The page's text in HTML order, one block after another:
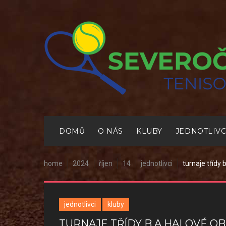
DOMŮ O NÁS KLUBY
home 2024 říjen 14 jednotlivci turnaje třídy
jednotlivci kluby
TURNAJE TŘÍDY B A HALOVÉ